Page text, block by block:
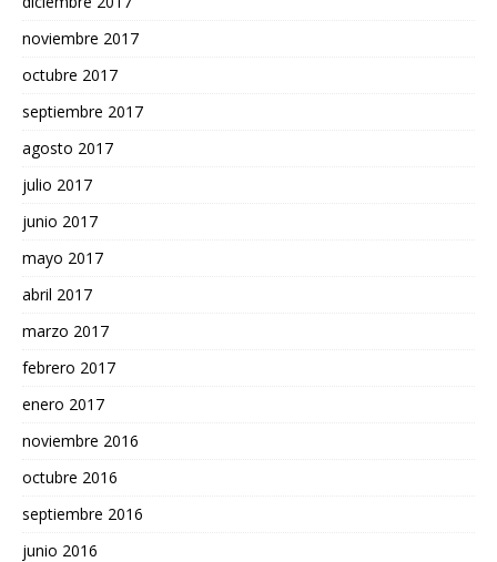
noviembre 2017
octubre 2017
septiembre 2017
agosto 2017
julio 2017
junio 2017
mayo 2017
abril 2017
marzo 2017
febrero 2017
enero 2017
noviembre 2016
octubre 2016
septiembre 2016
junio 2016